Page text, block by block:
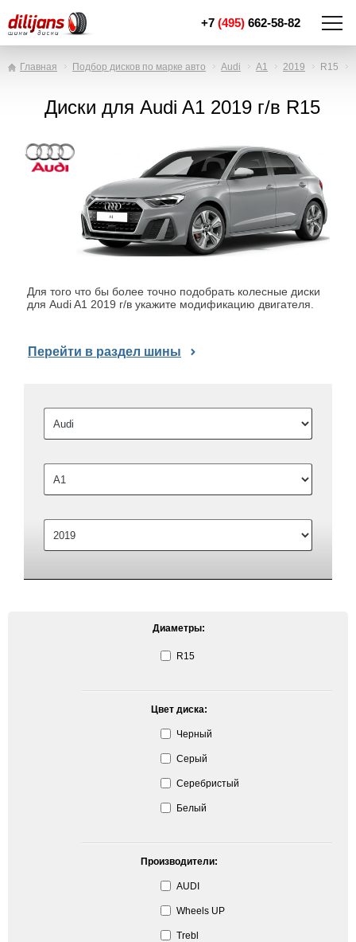
+7 (495) 662-58-82
Главная Подбор дисков по марке авто Audi A1 2019 R15
Диски для Audi A1 2019 г/в R15
Для того что бы более точно подобрать колесные диски
для Audi A1 2019 г/в укажите модификацию двигателя.
Перейти в раздел шины
Диаметры:
R15
Цвет диска:
Черный
Серый
Серебристый
Белый
Производители:
AUDI
Wheels UP
Trebl